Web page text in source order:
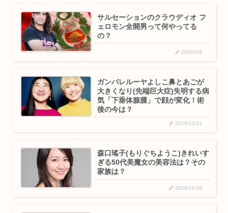
サルセーションのクラウディオ フ
ェロモン全開男って何やってる
の？
2020/1/6
ガンバレルーヤよしこ鼻とあごが
大きくなり(先端巨大症)失明する病
気「下垂体腺腫」で顔が変化！術
後の今は？
2019/11/11
森口瑤子(もりぐちようこ)きれいす
ぎる50代美魔女の美容法は？その
家族は？
2019/10/30